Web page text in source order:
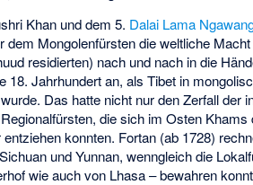
Khan und dem 5. Dalai Lama
dem Mongolenfürsten die weltliche
residierten) nach und nach in die
18. Jahrhundert an, als Tibet in
Das hatte nicht nur den Zerfall der
die sich im Osten
entziehen konnten. Fortan (ab 1728)
und Yunnan, wenngleich die
wie auch von Lhasa – bewahren